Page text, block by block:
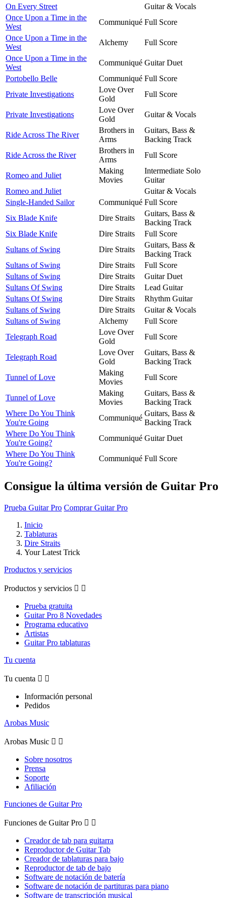
On Every Street
Guitar & Vocals
Once Upon a Time in the
West
Communiqué Full Score
Once Upon a Time in the
West
Alchemy
Full Score
Once Upon a Time in the
West
Communiqué Guitar Duet
Portobello Belle
Communiqué Full Score
Private Investigations
Love Over
Gold
Full Score
Private Investigations
Love Over
Gold
Guitar & Vocals
Ride Across The River
Brothers in
Arms
Guitars, Bass &
Backing Track
Ride Across the River
Brothers in
Arms
Full Score
Romeo and Juliet
Making
Movies
Intermediate Solo
Guitar
Romeo and Juliet
Guitar & Vocals
Single-Handed Sailor
Communiqué Full Score
Six Blade Knife
Dire Straits
Guitars, Bass &
Backing Track
Six Blade Knife
Dire Straits
Full Score
Sultans of Swing
Dire Straits
Guitars, Bass &
Backing Track
Sultans of Swing
Dire Straits
Full Score
Sultans of Swing
Dire Straits
Guitar Duet
Sultans Of Swing
Dire Straits
Lead Guitar
Sultans Of Swing
Dire Straits
Rhythm Guitar
Sultans of Swing
Dire Straits
Guitar & Vocals
Sultans of Swing
Alchemy
Full Score
Telegraph Road
Love Over
Gold
Full Score
Telegraph Road
Love Over
Gold
Guitars, Bass &
Backing Track
Tunnel of Love
Making
Movies
Full Score
Tunnel of Love
Making
Movies
Guitars, Bass &
Backing Track
Where Do You Think
You're Going
Communiqué
Guitars, Bass &
Backing Track
Where Do You Think
You're Going?
Communiqué Guitar Duet
Where Do You Think
You're Going?
Communiqué Full Score
Consigue la última versión de Guitar Pro
Prueba Guitar Pro Comprar Guitar Pro
Inicio
Tablaturas
Dire Straits
Your Latest Trick
Productos y servicios
Productos y servicios  
Prueba gratuita
Guitar Pro 8 Novedades
Programa educativo
Artistas
Guitar Pro tablaturas
Tu cuenta
Tu cuenta  
Información personal
Pedidos
Arobas Music
Arobas Music  
Sobre nosotros
Prensa
Soporte
Afiliación
Funciones de Guitar Pro
Funciones de Guitar Pro  
Creador de tab para guitarra
Reproductor de Guitar Tab
Creador de tablaturas para bajo
Reproductor de tab de bajo
Software de notación de batería
Software de notación de partituras para piano
Software de transcripción musical